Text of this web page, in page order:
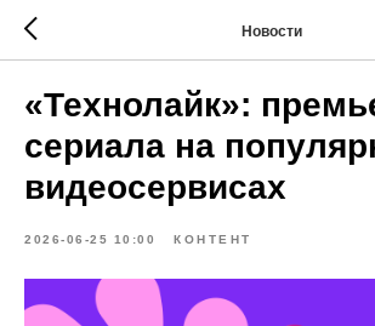
Новости
«Технолайк»:
сериала на
видеосервисах
2026-06-25 10:00 КОНТЕНТ